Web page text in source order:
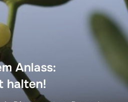
Anlass:
halten!